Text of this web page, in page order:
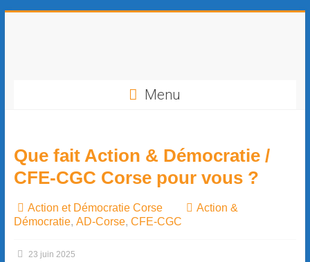
contenu
Menu
Que fait Action & Démocratie /
CFE-CGC Corse pour vous ?
Action et Démocratie Corse
Action &
Démocratie, AD-Corse, CFE-CGC
23 juin 2025